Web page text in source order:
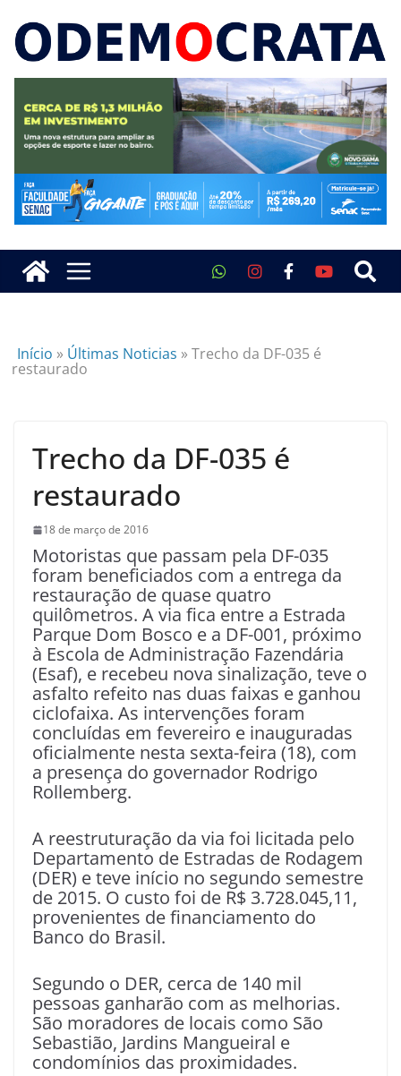
Início » Últimas Noticias »Trecho da DF-035 é
restaurado
Trecho da DF-035 é
restaurado
18 de março de 2016
Motoristas que passam pela DF-035
foram beneficiados com a entrega da
restauração de quase quatro
quilômetros. A via fica entre a Estrada
Parque Dom Bosco e a DF-001, próximo
à Escola de Administração Fazendária
(Esaf), e recebeu nova sinalização, teve o
asfalto refeito nas duas faixas e ganhou
ciclofaixa. As intervenções foram
concluídas em fevereiro e inauguradas
oficialmente nesta sexta-feira (18), com
a presença do governador Rodrigo
Rollemberg.
A reestruturação da via foi licitada pelo
Departamento de Estradas de Rodagem
(DER) e teve início no segundo semestre
de 2015. O custo foi de R$ 3.728.045,11,
provenientes de financiamento do
Banco do Brasil.
Segundo o DER, cerca de 140 mil
pessoas ganharão com as melhorias.
São moradores de locais como São
Sebastião, Jardins Mangueiral e
condomínios das proximidades.